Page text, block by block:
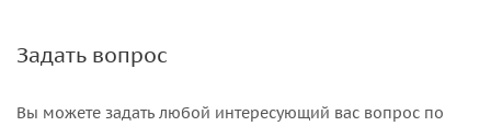
Задать вопрос
Вы можете задать любой интересующий вас вопрос по